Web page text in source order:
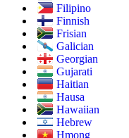
Filipino
Finnish
Frisian
Galician
Georgian
Gujarati
Haitian
Hausa
Hawaiian
Hebrew
Hmong